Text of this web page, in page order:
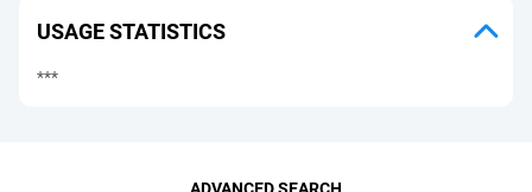
USAGE STATISTICS
***